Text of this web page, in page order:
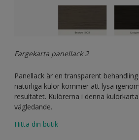
Fargekarta panellack 2
Panellack är en transparent
naturliga kulör kommer att lysa
resultatet. Kulörerna i denna
vägledande.
Hitta din butik